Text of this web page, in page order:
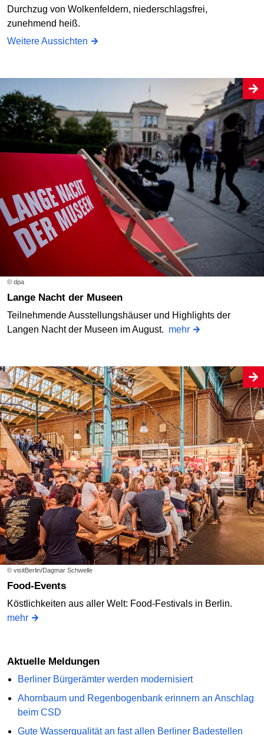
Durchzug von Wolkenfeldern, niederschlagsfrei,
zunehmend heiß.
Weitere Aussichten
© dpa
Lange Nacht der Museen
Teilnehmende Ausstellungshäuser und Highlights der
Langen Nacht der Museen im August. mehr
© visitBerlin/Dagmar Schwelle
Food-Events
Köstlichkeiten aus aller Welt: Food-Festivals in Berlin.
mehr
Aktuelle Meldungen
Berliner Bürgerämter werden modernisiert
Ahornbaum und Regenbogenbank erinnern an Anschlag
beim CSD
Gute Wasserqualität an fast allen Berliner Badestellen